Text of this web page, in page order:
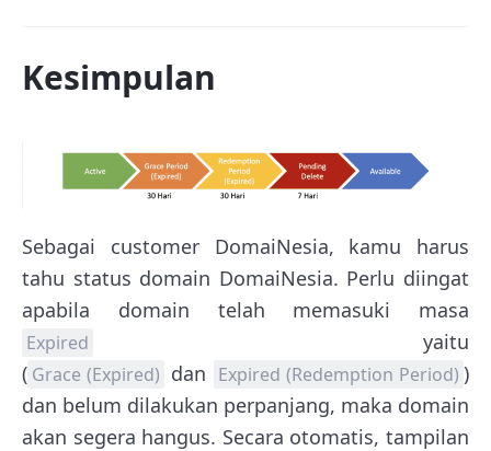
Kesimpulan
Sebagai customer DomaiNesia, kamu harus
tahu status domain DomaiNesia. Perlu diingat
apabila domain telah memasuki masa
Expired
yaitu
( Grace (Expired) dan Expired (Redemption Period) )
dan belum dilakukan perpanjang, maka domain
akan segera hangus. Secara otomatis, tampilan